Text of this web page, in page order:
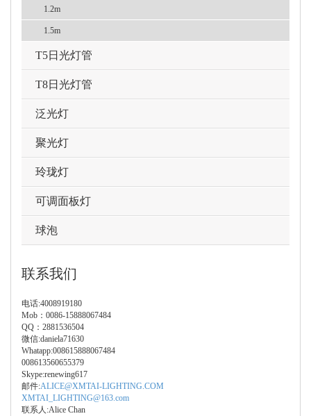
1.2m
1.5m
T5日光灯管
T8日光灯管
泛光灯
聚光灯
玲珑灯
可调面板灯
球泡
联系我们
电话:4008919180
Mob：0086-15888067484
QQ：2881536504
微信:daniela71630
Whatapp:008615888067484
008613560655379
Skype:renewing617
邮件:ALICE@XMTAI-LIGHTING.COM
XMTAI_LIGHTING@163.com
联系人:Alice Chan